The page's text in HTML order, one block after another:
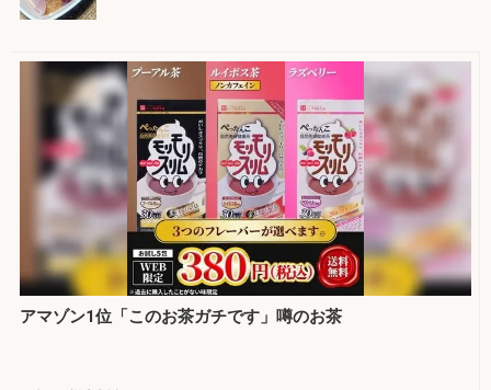
アマゾン1位「このお茶ガチです」噂のお茶